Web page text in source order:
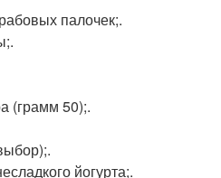
палочек;.
(грамм 50);.
йогурта;.